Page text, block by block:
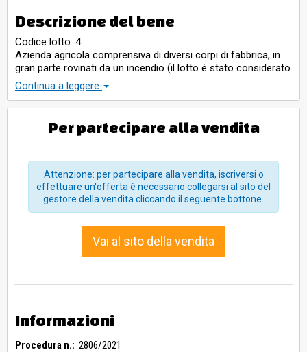
Descrizione del bene
Codice lotto: 4
Azienda agricola comprensiva di diversi corpi di fabbrica, in
gran parte rovinati da un incendio (il lotto è stato considerato
quale area edificabile, previa demolizione delle attuali
costruzioni)
Continua a leggere
Per partecipare alla vendita
Attenzione: per partecipare alla vendita, iscriversi o
effettuare un'offerta è necessario collegarsi al sito del
gestore della vendita cliccando il seguente bottone.
Vai al sito della vendita
Informazioni
Procedura n.: 2806/2021